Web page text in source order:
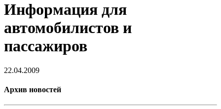
Информация для
автомобилистов и
пассажиров
22.04.2009
Архив новостей